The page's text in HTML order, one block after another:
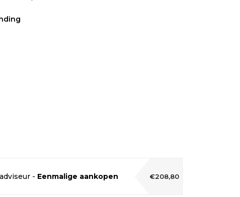
- Eenmalige aankopen €208,80